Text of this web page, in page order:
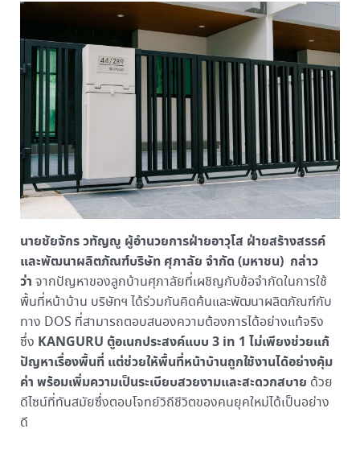
นายชัยจักร วทัญญู ผู้อำนวยการฝ่ายอาวุโส ฝ่ายสร้างสรรค์
และพัฒนาผลิตภัณฑ์บริษัท ศุภาลัย จำกัด (มหาชน) กล่าว
ว่า จากปัญหาของลูกบ้านศุภาลัยที่เผชิญกับข้อจำกัดในการใช้
พื้นที่หน้าบ้าน บริษัทฯ ได้ร่วมกันคิดค้นและพัฒนาผลิตภัณฑ์กับ
ทาง DOS ที่สามารถตอบสนองความต้องการได้อย่างแท้จริง
ซึ่ง KANGURU ตู้อเนกประสงค์แบบ 3 in 1 ไม่เพียงช่วยแก้
ปัญหาเรื่องพื้นที่ แต่ช่วยให้พื้นที่หน้าบ้านถูกใช้งานได้อย่างคุ้ม
ค่า พร้อมเพิ่มความเป็นระเบียบสวยงามและสะดวกสบาย ด้วย
ดีไซน์ที่ทันสมัยซึ่งตอบโจทย์วิถีชีวิตของคนยุคใหม่ได้เป็นอย่าง
ดี